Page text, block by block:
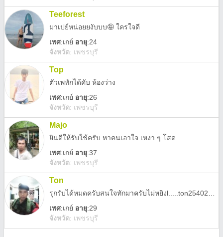
Teeforest
มาเปย์หน่อยยงับบบ🤪 ใครใจดี
เพศ:เกย์ อายุ:24
จังหวัด: เพชรบุรี
Top
ตัวเพทักได้คับ ห้องว่าง
เพศ:เกย์ อายุ:26
จังหวัด: เพชรบุรี
Majo
ยินดีให้รับใช้ครับ หาคนเอาใจ เหงา ๆ โสด
เพศ:เกย์ อายุ:37
จังหวัด: เพชรบุรี
Ton
เพศ:เกย์ อายุ:29
จังหวัด: เพชรบุรี